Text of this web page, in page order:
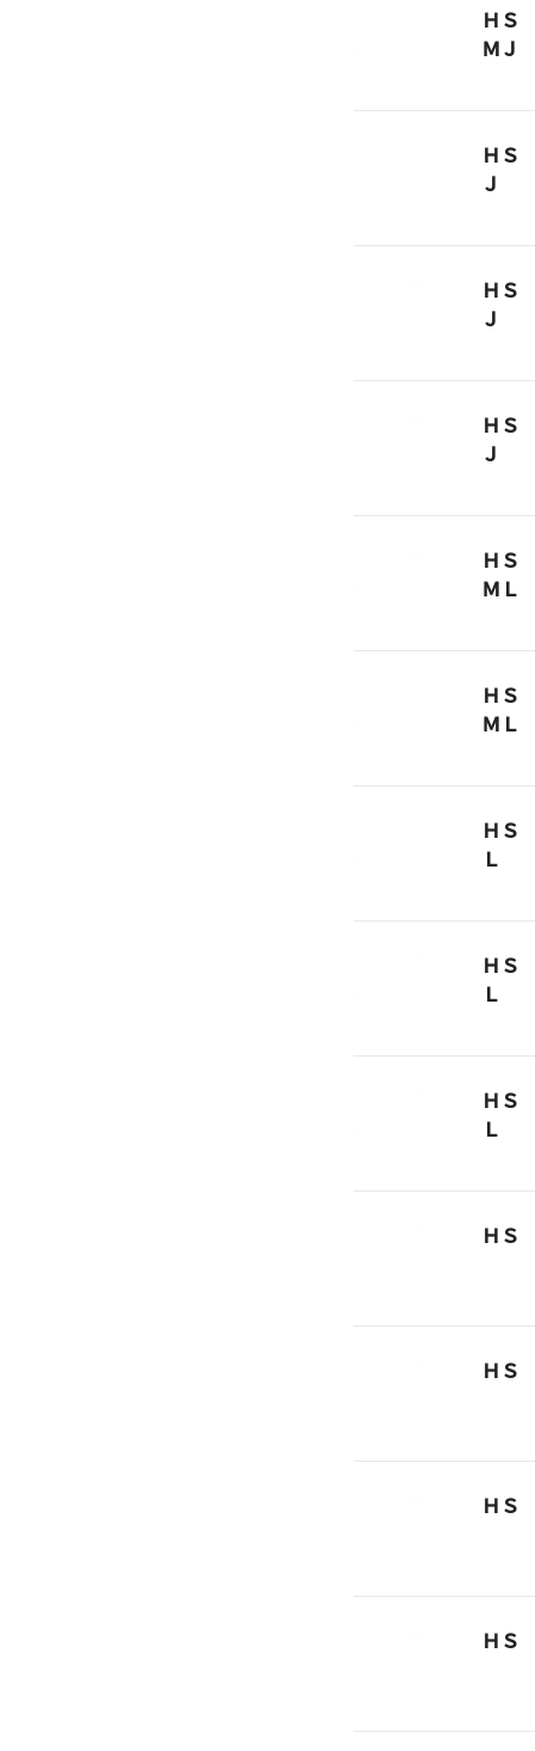
ＨＳ
ＭＪ
ＨＳ
Ｊ
ＨＳ
Ｊ
ＨＳ
Ｊ
ＨＳ
ＭＬ
ＨＳ
ＭＬ
ＨＳ
Ｌ
ＨＳ
Ｌ
ＨＳ
Ｌ
ＨＳ
ＨＳ
ＨＳ
ＨＳ